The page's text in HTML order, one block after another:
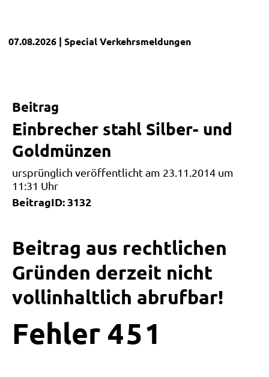
07.08.2026 | SpecialVerkehrsmeldungen
Beitrag
Einbrecher stahl Silber- und
Goldmünzen
ursprünglich veröffentlicht am 23.11.2014 um
11:31 Uhr
BeitragID: 3132
Beitrag aus rechtlichen
Gründen derzeit nicht
vollinhaltlich abrufbar!
Fehler 4 5 1